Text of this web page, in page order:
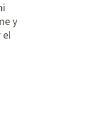
y
el